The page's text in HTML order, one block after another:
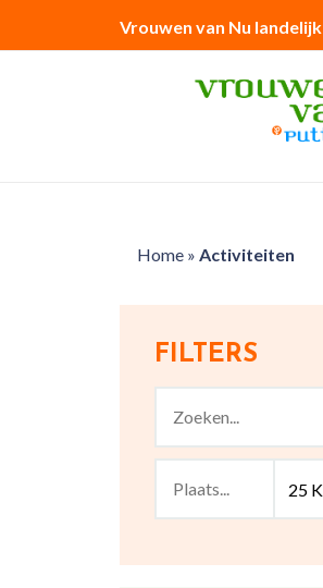
Vrouwen van Nu landelijk
Home» Activiteiten
FILTERS